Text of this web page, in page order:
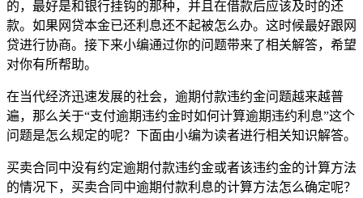
的，最好是和银行挂钩的那种，并且在借款后应该及时的还
款。如果网贷本金已还利息还不起被怎么办。这时候最好跟网
贷进行协商。接下来小编通过你的问题带来了相关解答，希望
对你有所帮助。
在当代经济迅速发展的社会，逾期付款违约金问题越来越普
遍，那么关于“支付逾期违约金时如何计算逾期违约利息”这个
问题是怎么规定的呢？下面由小编为读者进行相关知识解答。
买卖合同中没有约定逾期付款违约金或者该违约金的计算方法
的情况下，买卖合同中逾期付款利息的计算方法怎么确定呢？